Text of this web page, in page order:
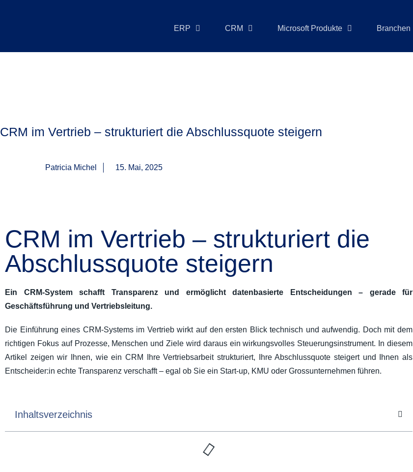
ERP CRM Microsoft Produkte Branchen
CRM im Vertrieb – strukturiert die Abschlussquote steigern
Patricia Michel 15. Mai, 2025
CRM im Vertrieb – strukturiert die
Abschlussquote steigern
Ein CRM-System schafft Transparenz und ermöglicht datenbasierte Entscheidungen – gerade für
Geschäftsführung und Vertriebsleitung.
Die Einführung eines CRM-Systems im Vertrieb wirkt auf den ersten Blick technisch und aufwendig. Doch mit dem
richtigen Fokus auf Prozesse, Menschen und Ziele wird daraus ein wirkungsvolles Steuerungsinstrument. In diesem
Artikel zeigen wir Ihnen, wie ein CRM Ihre Vertriebsarbeit strukturiert, Ihre Abschlussquote steigert und Ihnen als
Entscheider:in echte Transparenz verschafft – egal ob Sie ein Start-up, KMU oder Grossunternehmen führen.
Inhaltsverzeichnis